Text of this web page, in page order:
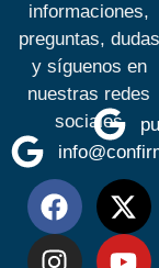
informaciones,
preguntas, dudas
y síguenos en
nuestras redes
sociales